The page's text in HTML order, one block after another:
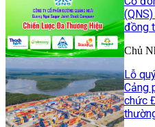
đồng
Chủ
Lỗ
Cảng
chức